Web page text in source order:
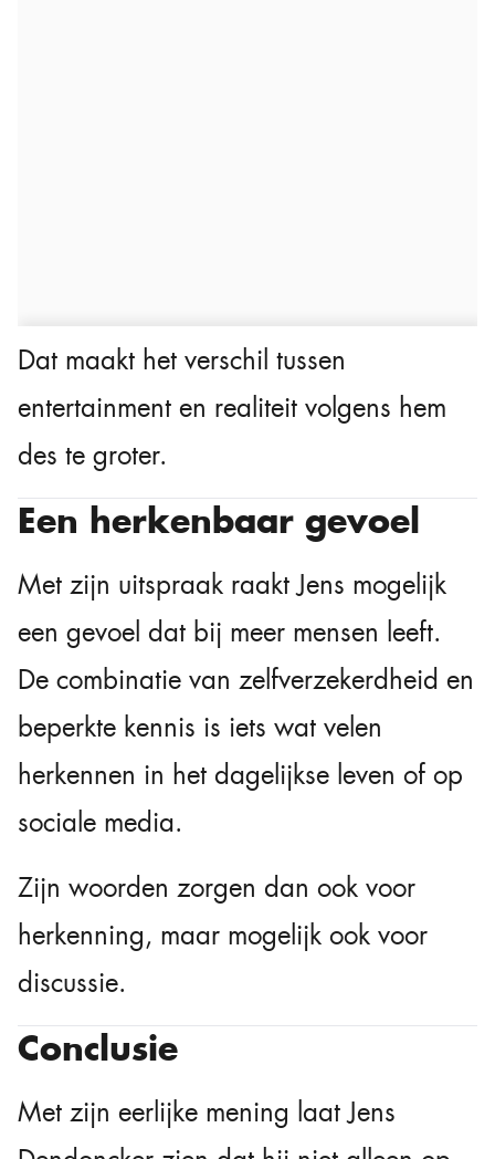
Dat maakt het verschil tussen
entertainment en realiteit volgens hem
des te groter.
Een herkenbaar gevoel
Met zijn uitspraak raakt Jens mogelijk
een gevoel dat bij meer mensen leeft.
De combinatie van zelfverzekerdheid en
beperkte kennis is iets wat velen
herkennen in het dagelijkse leven of op
sociale media.
Zijn woorden zorgen dan ook voor
herkenning, maar mogelijk ook voor
discussie.
Conclusie
Met zijn eerlijke mening laat Jens